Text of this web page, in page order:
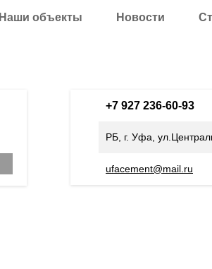
Наши объекты Новости
+7 927 236-60-93
РБ, г. Уфа,
ufacement@mail.ru